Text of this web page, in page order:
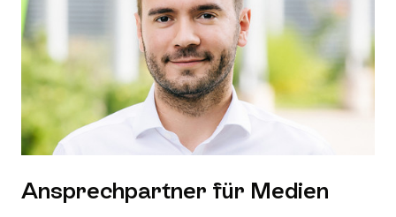
Ansprechpartner für Medien